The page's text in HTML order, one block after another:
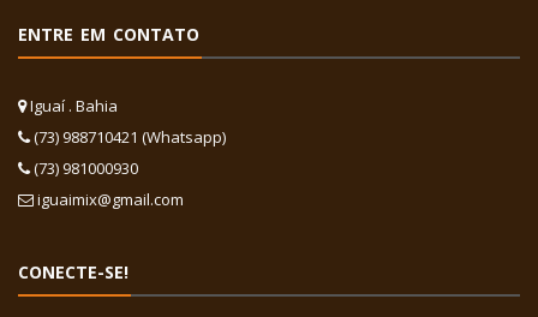
ENTRE EM CONTATO
Iguaí . Bahia
(73) 988710421 (Whatsapp)
(73) 981000930
iguaimix@gmail.com
CONECTE-SE!